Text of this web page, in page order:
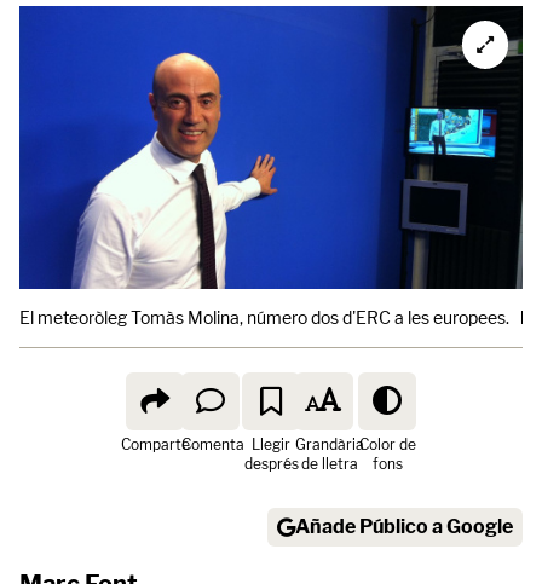
El meteoròleg Tomàs Molina, número dos d'ERC a les europees.
ComparteComenta Llegir
després
Grandària
de lletra
Color de
fons
Añade Público a Google